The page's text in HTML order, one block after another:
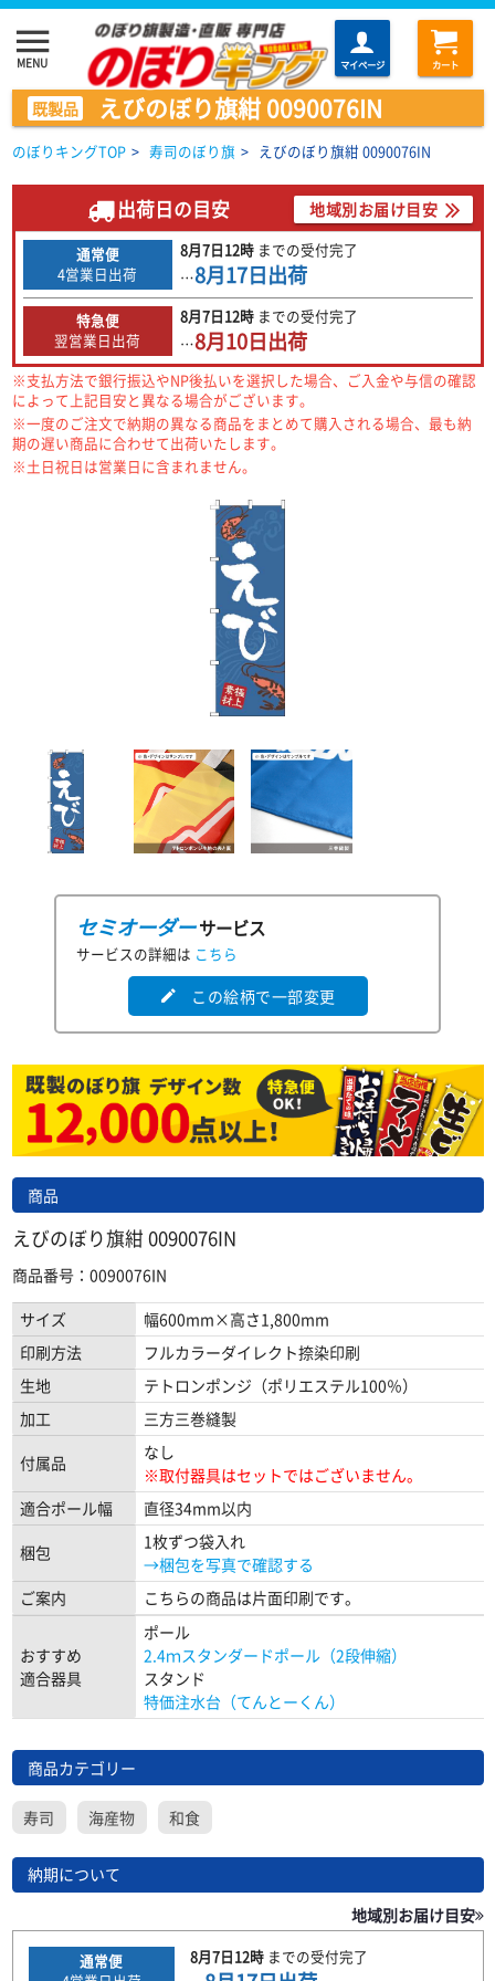
menu
MENU マイページ カート
既製品 えびのぼり旗紺 0090076IN
のぼりキングTOP > 寿司のぼり旗 > えびのぼり旗紺 0090076IN
出荷日の目安 地域別お届け目安
通常便
4営業日出荷
8月7日12時 までの受付完了
…8月17日出荷
特急便
翌営業日出荷
8月7日12時 までの受付完了
…8月10日出荷
※支払方法で銀行振込やNP後払いを選択した場合、ご入金や与信の確認
によって上記目安と異なる場合がございます。
※一度のご注文で納期の異なる商品をまとめて購入される場合、最も納
期の遅い商品に合わせて出荷いたします。
※土日祝日は営業日に含まれません。
セミオーダーサービス
サービスの詳細は こちら
edit この絵柄で一部変更
商品
えびのぼり旗紺 0090076IN
商品番号：0090076IN
サイズ
幅600mm×高さ1,800mm
印刷方法
フルカラーダイレクト捺染印刷
生地
テトロンポンジ（ポリエステル100％）
加工
三方三巻縫製
付属品
なし
※取付器具はセットではございません。
適合ポール幅
直径34mm以内
梱包
1枚ずつ袋入れ
→梱包を写真で確認する
ご案内
こちらの商品は片面印刷です。
おすすめ
適合器具
ポール
2.4ｍスタンダードポール（2段伸縮）
スタンド
特価注水台（てんとーくん）
商品カテゴリー
寿司 海産物 和食
納期について
地域別お届け目安
通常便
8月7日12時までの受付完了